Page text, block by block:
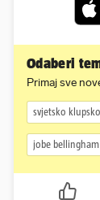
Odaberi
Primaj sve
svjetsko
jobe bellingham